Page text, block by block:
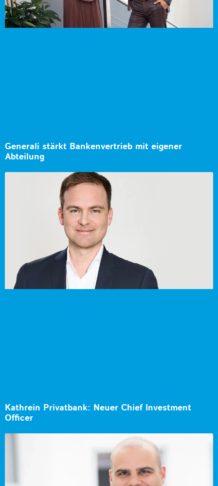
Generali stärkt Bankenvertrieb mit eigener
Abteilung
Kathrein Privatbank: Neuer Chief Investment
Officer